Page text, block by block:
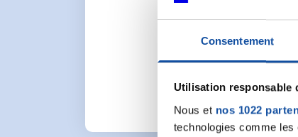
Consentement
Utilisation responsable
Nous et nos 1022
technologies comme
Pour lancer